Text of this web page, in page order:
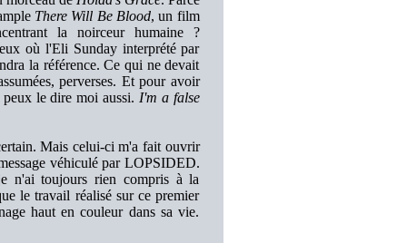
There Will Be Blood, un film
la noirceur humaine ?
où l'Eli Sunday interprété par
la référence. Ce qui ne devait
perverses. Et pour avoir
le dire moi aussi. I'm a false
Mais celui-ci m'a fait ouvrir
véhiculé par LOPSIDED.
n'ai toujours rien compris à la
le travail réalisé sur ce premier
haut en couleur dans sa vie.